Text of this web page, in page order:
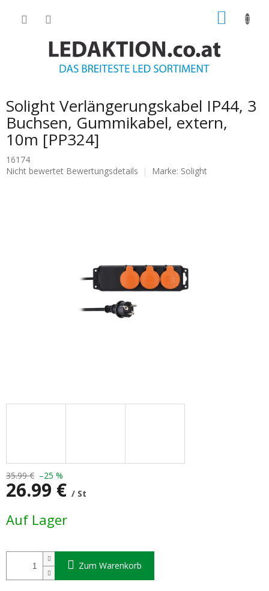
Solight Verlängerungskabel IP44, 3
Buchsen, Gummikabel, extern,
10m [PP324]
16174
Die
Nicht bewertet Bewertungsdetails Marke: Solight
35.99 € –25 %
26.99 € / St
Auf Lager
Zum Warenkorb